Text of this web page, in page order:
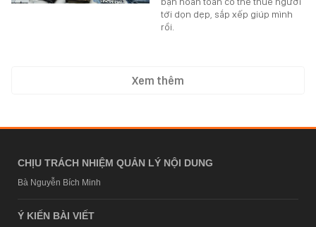
tới dọn dẹp, sắp xếp giúp mình
rồi.
Xem thêm
CHỊU TRÁCH NHIỆM QUẢN LÝ NỘI DUNG
Bà Nguyễn Bích Minh
Ý KIẾN BÀI VIẾT